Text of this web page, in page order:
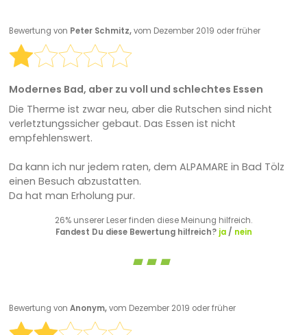
Bewertung von Peter Schmitz,vom Dezember 2019 oder früher
Modernes Bad, aber zu voll und schlechtes Essen
Die Therme ist zwar neu, aber die Rutschen sind nicht
verletztungssicher gebaut. Das Essen ist nicht
empfehlenswert.
Da kann ich nur jedem raten, dem ALPAMARE in Bad Tölz
einen Besuch abzustatten.
Da hat man Erholung pur.
26% unserer Leser finden diese Meinung hilfreich.
Fandest Du diese Bewertung hilfreich? ja/ nein
Bewertung von Anonym,vom Dezember 2019 oder früher